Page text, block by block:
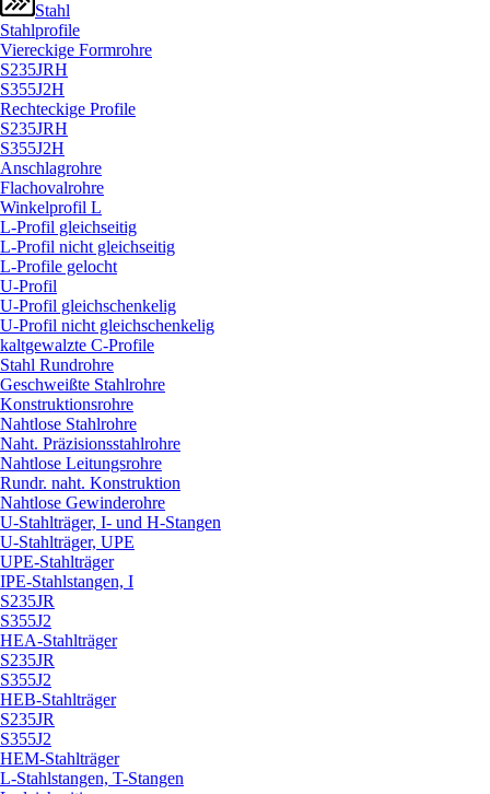
Stahl
Stahlprofile
Viereckige Formrohre
S235JRH
S355J2H
Rechteckige Profile
S235JRH
S355J2H
Anschlagrohre
Flachovalrohre
Winkelprofil L
L-Profil gleichseitig
L-Profil nicht gleichseitig
L-Profile gelocht
U-Profil
U-Profil gleichschenkelig
U-Profil nicht gleichschenkelig
kaltgewalzte C-Profile
Stahl Rundrohre
Geschweißte Stahlrohre
Konstruktionsrohre
Nahtlose Stahlrohre
Naht. Präzisionsstahlrohre
Nahtlose Leitungsrohre
Rundr. naht. Konstruktion
Nahtlose Gewinderohre
U-Stahlträger, I- und H-Stangen
U-Stahlträger, UPE
UPE-Stahlträger
IPE-Stahlstangen, I
S235JR
S355J2
HEA-Stahlträger
S235JR
S355J2
HEB-Stahlträger
S235JR
S355J2
HEM-Stahlträger
L-Stahlstangen, T-Stangen